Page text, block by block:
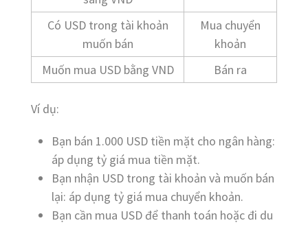
Có USD trong tài khoản
muốn bán
Mua chuyển
khoản
Muốn mua USD bằng VND
Bán ra
Ví dụ:
Bạn bán 1.000 USD tiền mặt cho ngân hàng:
áp dụng tỷ giá mua tiền mặt.
Bạn nhận USD trong tài khoản và muốn bán
lại: áp dụng tỷ giá mua chuyển khoản.
Bạn cần mua USD để thanh toán hoặc đi du